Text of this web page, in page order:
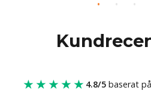
★★★★★ 4.8/5baserat på